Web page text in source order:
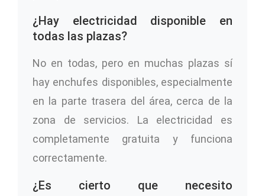
¿Hay electricidad disponible en
todas las plazas?
No en todas, pero en muchas plazas sí
hay enchufes disponibles, especialmente
en la parte trasera del área, cerca de la
zona de servicios. La electricidad es
completamente gratuita y funciona
correctamente.
¿Es cierto que necesito